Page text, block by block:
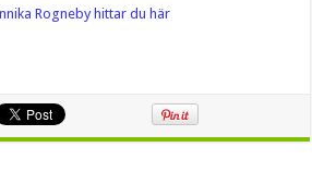
Rogneby hittar du här